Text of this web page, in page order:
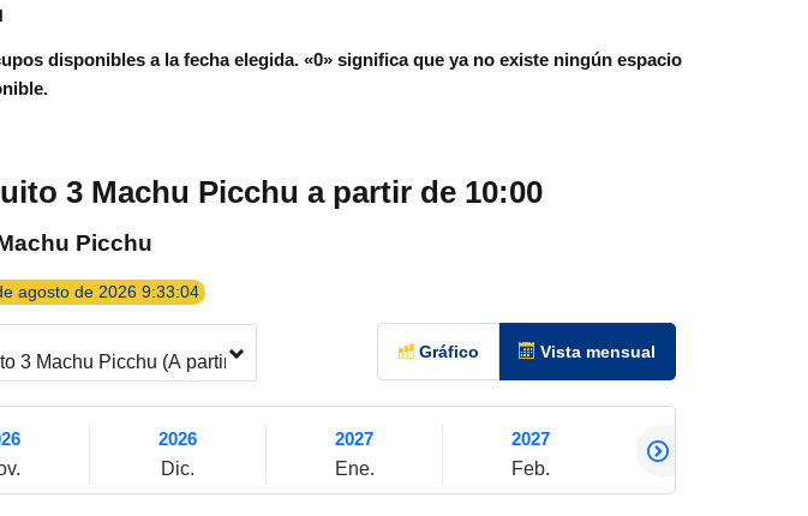
disponibles a la fecha elegida. «0» significa que ya no existe ningún espacio
3 Machu Picchu a partir de 10:00
Picchu
agosto de 2026 9:33:04
Gráfico Vista mensual
2026
Dic.
2027
Ene.
2027
Feb.